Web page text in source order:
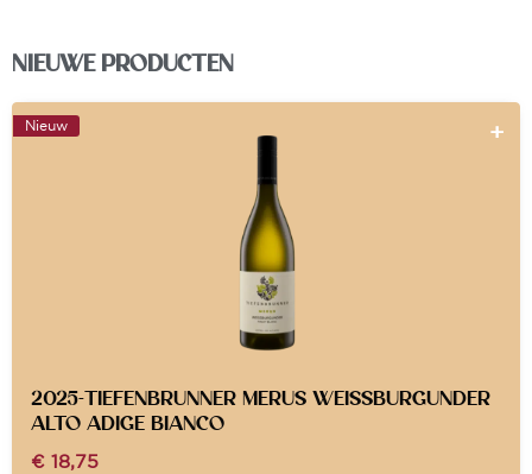
NIEUWE PRODUCTEN
Nieuw
2025-TIEFENBRUNNER MERUS WEISSBURGUNDER
ALTO ADIGE BIANCO
€ 18,75